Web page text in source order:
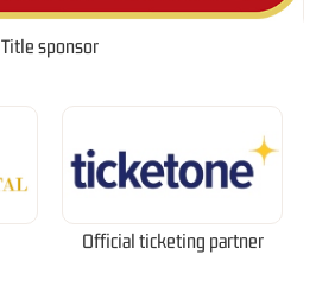
Title sponsor
Official ticketing partner